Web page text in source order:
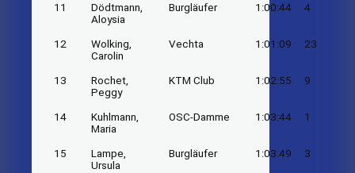
11
Dödtmann,
Aloysia
Burgläufer 1:00:44 4
12
Wolking,
Carolin
Vechta 1:01:09 23
13
Rochet,
Peggy
KTM Club 1:02:55 9
14
Kuhlmann,
Maria
OSC-Damme 1:03:44 1
15
Lampe,
Ursula
Burgläufer 1:03:49 3